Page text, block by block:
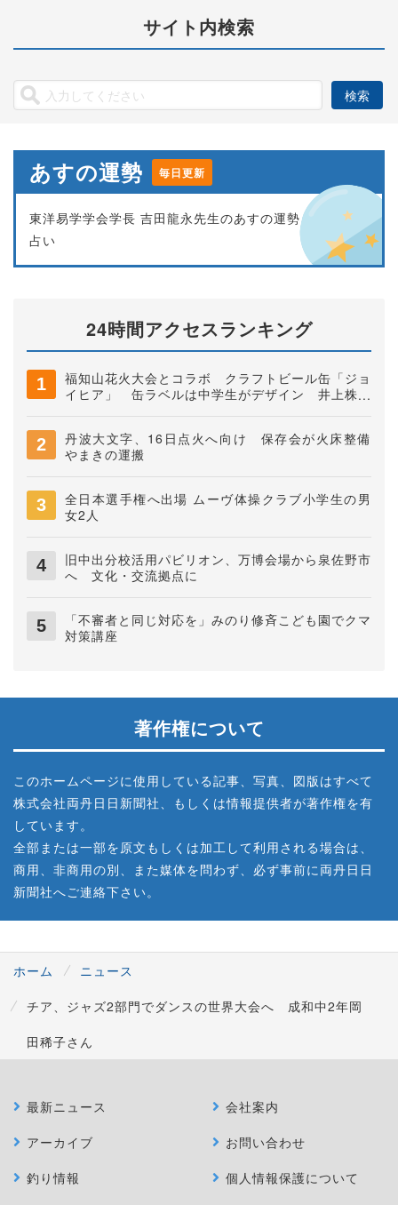
サイト内検索
あすの運勢 毎日更新
東洋易学学会学長 吉田龍永先生のあすの運勢
占い
24時間アクセスランキング
福知山花火大会とコラボ クラフトビール缶「ジョ
イヒア」 缶ラベルは中学生がデザイン 井上株式
丹波大文字、16日点火へ向け 保存会が火床整備
やまきの運搬
全日本選手権へ出場 ムーヴ体操クラブ小学生の男
女2人
旧中出分校活用パビリオン、万博会場から泉佐野市
へ 文化・交流拠点に
「不審者と同じ対応を」みのり修斉こども園でクマ
対策講座
著作権について
このホームページに使用している記事、写真、図版はすべて
株式会社両丹日日新聞社、もしくは情報提供者が著作権を有
しています。
全部または一部を原文もしくは加工して利用される場合は、
商用、非商用の別、また媒体を問わず、必ず事前に両丹日日
新聞社へご連絡下さい。
ホーム
ニュース
チア、ジャズ2部門でダンスの世界大会へ 成和中2年岡
田稀子さん
最新ニュース
アーカイブ
釣り情報
会社案内
お問い合わせ
個人情報保護について